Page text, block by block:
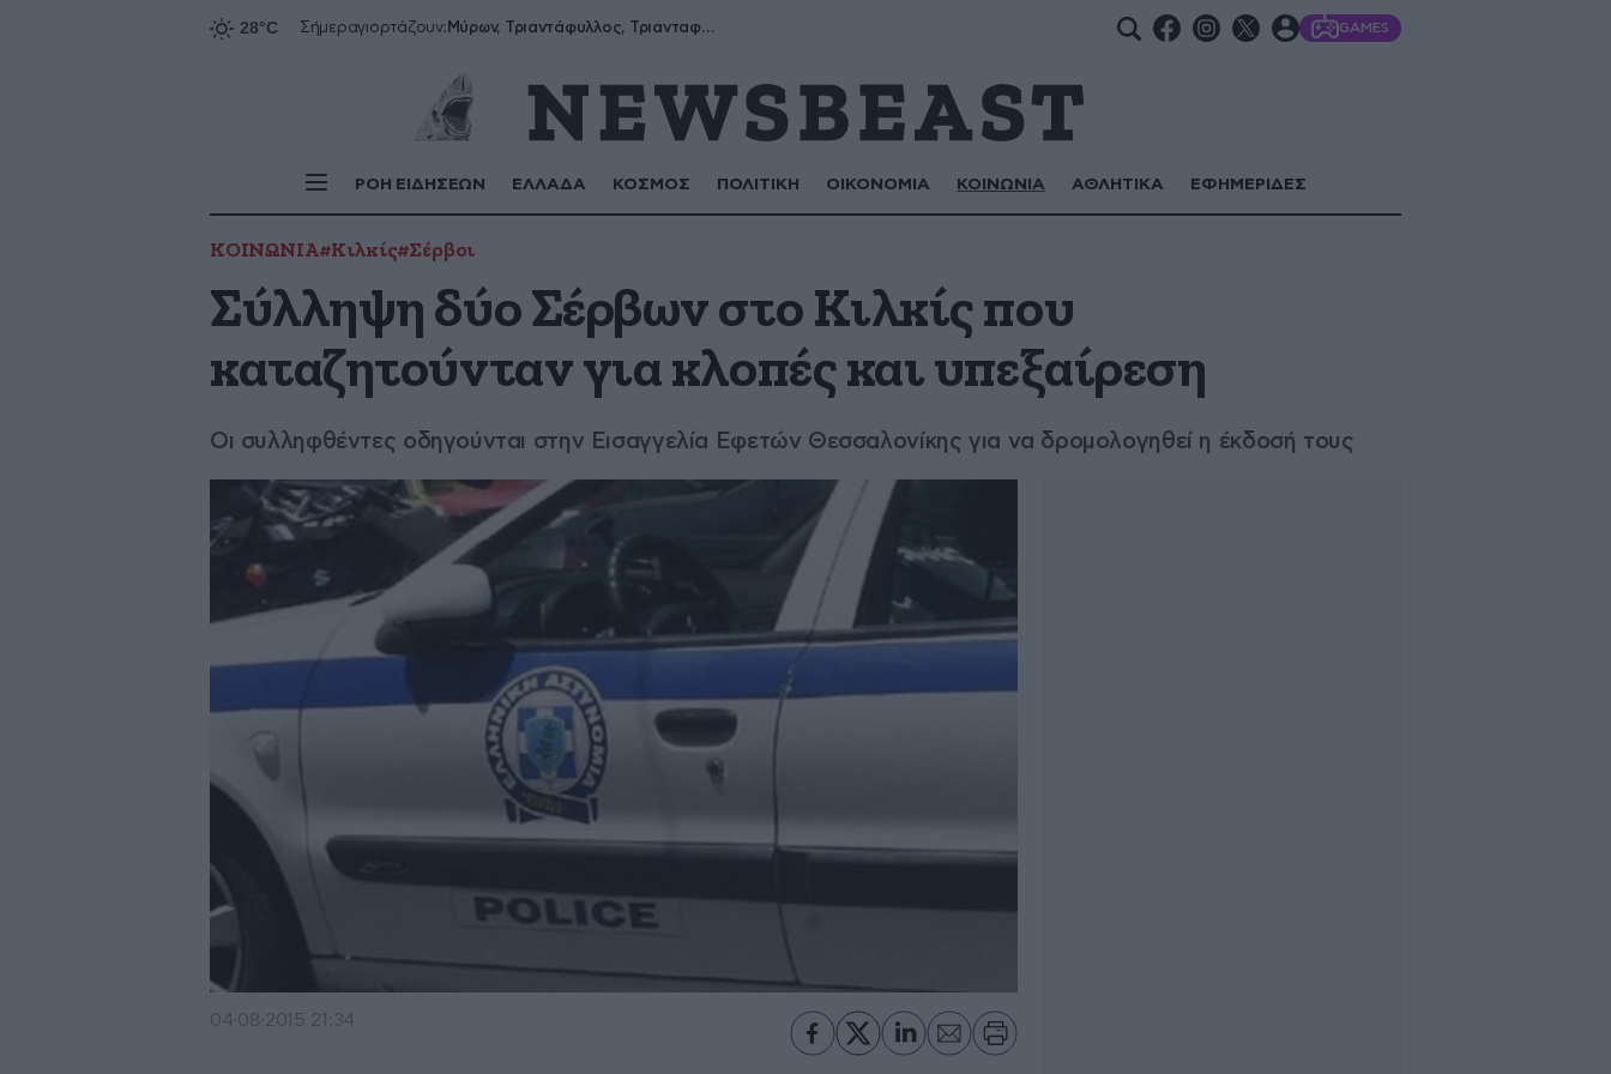
Σήμεραγιορτάζουν: Μύρων, Τριαντάφυλλος, Τριανταφυλλιά, Φυλλιώ, Ρόζα GAMES
ΡΟΗ ΕΙΔΗΣΕΩΝ ΕΛΛΑΔΑ ΚΟΣΜΟΣ ΠΟΛΙΤΙΚΗ ΟΙΚΟΝΟΜΙΑ ΚΟΙΝΩΝΙΑ ΑΘΛΗΤΙΚΑ ΕΦΗΜΕΡΙΔΕΣ
ΚΟΙΝΩΝΙΑ#Κιλκίς#Σέρβοι
Σύλληψη δύο Σέρβων στο Κιλκίς που
καταζητούνταν για κλοπές και υπεξαίρεση
Οι συλληφθέντες οδηγούνται στην Εισαγγελία Εφετών Θεσσαλονίκης για να δρομολογηθεί η έκδοσή τους
04·08·2015 21:34